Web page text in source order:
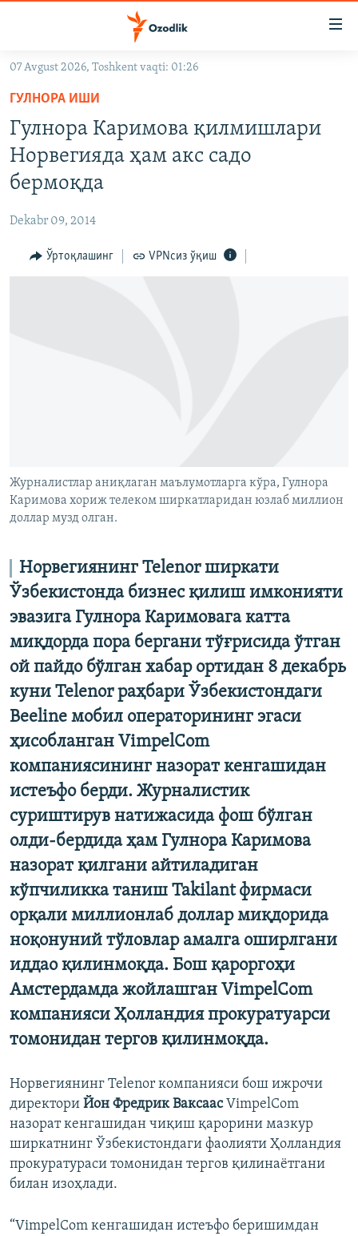
Асосий
навигацияга
ўтинг
Қидиришга
ўтинг
OZODARXIV
На русском
ИЖТИМОИЙ ТАРМОҚЛАР
07 Avgust 2026, Toshkent vaqti: 01:26
ГУЛНОРА ИШИ
Гулнора Каримова қилмишлари
Норвегияда ҳам акс садо
бермоқда
Dekabr 09, 2014
Ўртоқлашинг VPNсиз ўқиш
Журналистлар аниқлаган маълумотларга кўра, Гулнора
Каримова хориж телеком ширкатларидан юзлаб миллион
доллар музд олган.
Норвегиянинг Telenor ширкати
Ўзбекистонда бизнес қилиш имконияти
эвазига Гулнора Каримовага катта
миқдорда пора бергани тўғрисида ўтган
ой пайдо бўлган хабар ортидан 8 декабрь
куни Telenor раҳбари Ўзбекистондаги
Beeline мобил операторининг эгаси
ҳисобланган VimpelCom
компаниясининг назорат кенгашидан
истеъфо берди. Журналистик
суриштирув натижасида фош бўлган
олди-бердида ҳам Гулнора Каримова
назорат қилгани айтиладиган
кўпчиликка таниш Takilant фирмаси
орқали миллионлаб доллар миқдорида
ноқонуний тўловлар амалга оширлгани
иддао қилинмоқда. Бош қароргоҳи
Амстердамда жойлашган VimpelCom
компанияси Ҳолландия прокуратуарси
томонидан тергов қилинмоқда.
Норвегиянинг Telenor компанияси бош ижрочи
директори Йон Фредрик ВаксаасVimpelCom
назорат кенгашидан чиқиш қарорини мазкур
ширкатнинг Ўзбекистондаги фаолияти Ҳолландия
прокуратураси томонидан тергов қилинаётгани
билан изоҳлади.
“VimpelCom кенгашидан истеъфо беришимдан